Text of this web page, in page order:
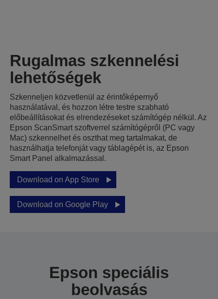
Rugalmas szkennelési
lehetőségek
Szkenneljen közvetlenül az érintőképernyő
használatával, és hozzon létre testre szabható
előbeállításokat és elrendezéseket számítógép nélkül. Az
Epson ScanSmart szoftverrel számítógépről (PC vagy
Mac) szkennelhet és oszthat meg tartalmakat, de
használhatja telefonját vagy táblagépét is, az Epson
Smart Panel alkalmazással.
Download on App Store
Download on Google Play
Epson speciális
beolvasás